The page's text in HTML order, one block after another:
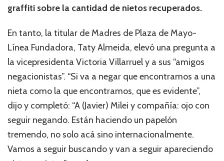
graffiti sobre la cantidad de nietos recuperados.
En tanto, la titular de Madres de Plaza de Mayo-
Línea Fundadora, Taty Almeida, elevó una pregunta a
la vicepresidenta Victoria Villarruel y a sus “amigos
negacionistas”. “Si va a negar que encontramos a una
nieta como la que encontramos, que es evidente”,
dijo y completó: “A (Javier) Milei y compañía: ojo con
seguir negando. Están haciendo un papelón
tremendo, no solo acá sino internacionalmente.
Vamos a seguir buscando y van a seguir apareciendo